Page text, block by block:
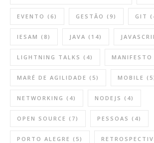
EVENTO (6) GESTÃO (9) GIT
IESAM (8) JAVA (14)
LIGHTNING TALKS (4) MANIFESTO
MARÉ DE AGILIDADE (5) MOBILE
NETWORKING (4) NODEJS (4)
OPEN SOURCE (7) PESSOAS (4)
PORTO ALEGRE (5)